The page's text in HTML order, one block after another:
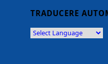
TRADUCERE